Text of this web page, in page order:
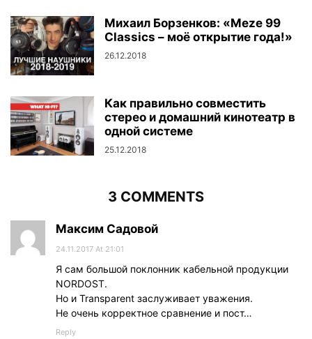
Михаил Борзенков: «Meze 99
Classics – моё открытие года!»
26.12.2018
Как правильно совместить
стерео и домашний кинотеатр в
одной системе
25.12.2018
3 COMMENTS
Максим Садовой
24.11.2017 At 21:01
Я сам большой поклонник кабельной продукции
NORDOST.
Но и Transparent заслуживает уважения.
Не очень корректное сравнение и пост…
Reply